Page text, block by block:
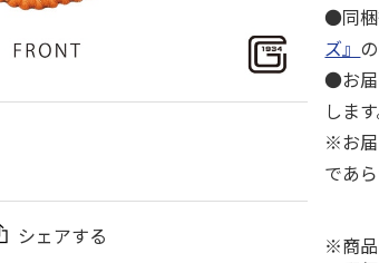
シェアする
●同梱
ズ』
●お届
します
※お届
であ
※商品